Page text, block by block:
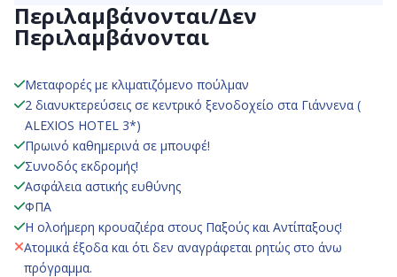
Περιλαμβάνονται/Δεν
Περιλαμβάνονται
Μεταφορές με κλιματιζόμενο πούλμαν
2 διανυκτερεύσεις σε κεντρικό ξενοδοχείο στα Γιάννενα (
ALEXIOS HOTEL 3*)
Πρωινό καθημερινά σε μπουφέ!
Συνοδός εκδρομής!
Ασφάλεια αστικής ευθύνης
ΦΠΑ
H ολοήμερη κρουαζιέρα στους Παξούς και Αντίπαξους!
Ατομικά έξοδα και ότι δεν αναγράφεται ρητώς στο άνω
πρόγραμμα.